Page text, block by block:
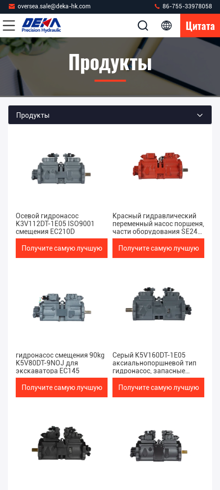
oversea.sale@deka-hk.com 86-755-33978058
Цитата
Продукты
Продукты
Осевой гидронасос
K3V112DT-1E05 ISO9001
смещения EC210D
Получите самую лучшую
Красный гидравлический
переменный насос поршеня,
части оборудования SE240-
3/EC240B тяжелые
Получите самую лучшую
гидронасос смещения 90kg
K5V80DT-9NOJ для
экскаватора EC145
Получите самую лучшую
Серый K5V160DT-1E05
аксиальнопоршневой тип
гидронасос, запасные
части экскаватора EC300D
Получите самую лучшую